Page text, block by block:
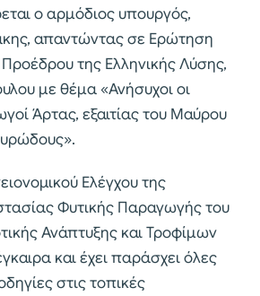
ο αρμόδιος υπουργός,
απαντώντας σε Ερώτηση
Προέδρου της Ελληνικής Λύσης,
με θέμα «Ανήσυχοι οι
Άρτας, εξαιτίας του Μαύρου
Ελέγχου της
Φυτικής Παραγωγής του
Ανάπτυξης και Τροφίμων
και έχει παράσχει όλες
στις τοπικές